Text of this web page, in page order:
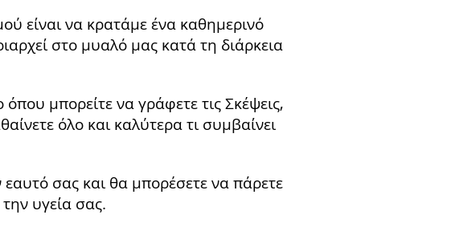
είναι να κρατάμε ένα καθημερινό
στο μυαλό μας κατά τη διάρκεια
μπορείτε να γράφετε τις Σκέψεις,
όλο και καλύτερα τι συμβαίνει
σας και θα μπορέσετε να πάρετε
υγεία σας.